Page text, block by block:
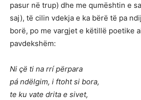
pasur në trup) dhe me qumështin e
saj), të cilin vdekja e ka bërë të pa
borë, po me vargjet e këtillë poetike
pavdekshëm:
Ni çë ti na rrí përpara
pá ndëlgim, i ftoht si bora,
te ku vate drita e sivet,